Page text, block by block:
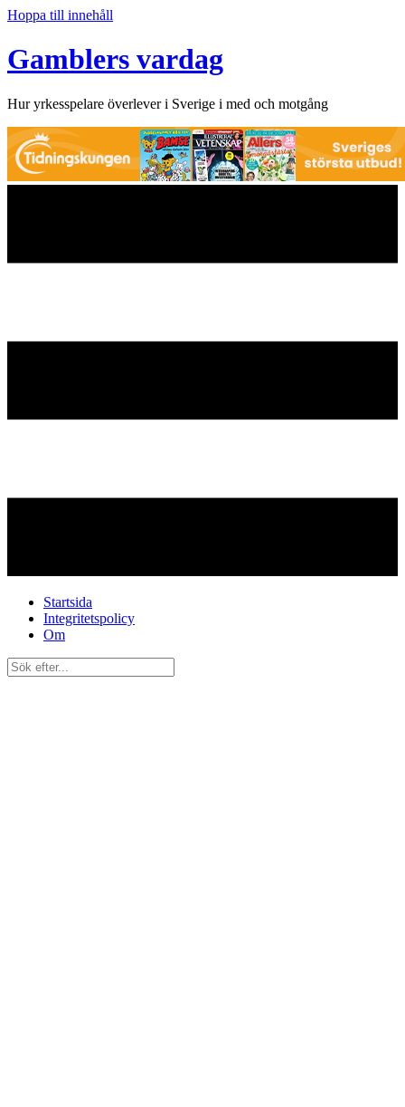
Hoppa till innehåll
Gamblers vardag
Hur yrkesspelare överlever i Sverige i med och motgång
Startsida
Integritetspolicy
Om